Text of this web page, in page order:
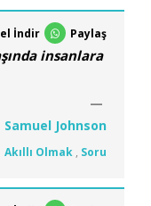
İndir Paylaş
insanlara
Samuel Johnson
Akıllı Olmak , Soru